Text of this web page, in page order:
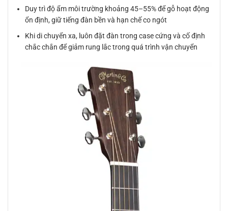
Duy trì độ ẩm môi trường khoảng 45–55% để gỗ hoạt động
ổn định, giữ tiếng đàn bền và hạn chế co ngót
Khi di chuyển xa, luôn đặt đàn trong case cứng và cố định
chắc chắn để giảm rung lắc trong quá trình vận chuyển